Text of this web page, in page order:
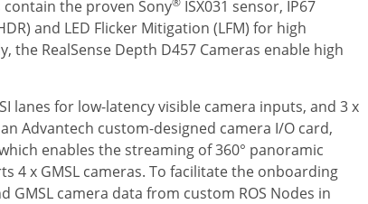
contain the proven Sony
ISX031 sensor, IP67
and LED Flicker Mitigation (LFM) for high
RealSense Depth D457 Cameras enable high
lanes for low-latency visible camera inputs, and 3 x
Advantech custom-designed camera I/O card,
enables the streaming of 360° panoramic
4 x GMSL cameras. To facilitate the onboarding
GMSL camera data from custom ROS Nodes in